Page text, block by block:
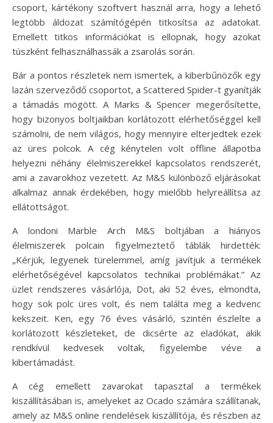
csoport, kártékony szoftvert használ arra, hogy a lehető
legtöbb áldozat számítógépén titkosítsa az adatokat.
Emellett titkos információkat is ellopnak, hogy azokat
túszként felhasználhassák a zsarolás során.
Bár a pontos részletek nem ismertek, a kiberbűnözők egy
lazán szerveződő csoportot, a Scattered Spider-t gyanítják
a támadás mögött. A Marks & Spencer megerősítette,
hogy bizonyos boltjaikban korlátozott elérhetőséggel kell
számolni, de nem világos, hogy mennyire elterjedtek ezek
az üres polcok. A cég kénytelen volt offline állapotba
helyezni néhány élelmiszerekkel kapcsolatos rendszerét,
ami a zavarokhoz vezetett. Az M&S különböző eljárásokat
alkalmaz annak érdekében, hogy mielőbb helyreállítsa az
ellátottságot.
A londoni Marble Arch M&S boltjában a hiányos
élelmiszerek polcain figyelmeztető táblák hirdették:
„Kérjük, legyenek türelemmel, amíg javítjuk a termékek
elérhetőségével kapcsolatos technikai problémákat.” Az
üzlet rendszeres vásárlója, Dot, aki 52 éves, elmondta,
hogy sok polc üres volt, és nem találta meg a kedvenc
kekszeit. Ken, egy 76 éves vásárló, szintén észlelte a
korlátozott készleteket, de dicsérte az eladókat, akik
rendkívül kedvesek voltak, figyelembe véve a
kibertámadást.
A cég emellett zavarokat tapasztal a termékek
kiszállításában is, amelyeket az Ocado számára szállítanak,
amely az M&S online rendelések kiszállítója, és részben az